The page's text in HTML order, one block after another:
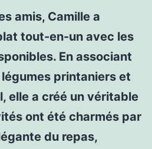
amis, Camille a
tout-en-un avec les
En associant
printaniers et
elle a créé un véritable
ont été charmés par
du repas,